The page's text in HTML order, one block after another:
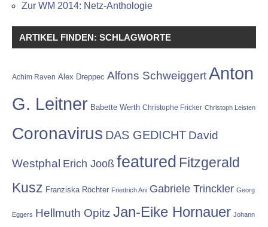
Zur WM 2014: Netz-Anthologie
ARTIKEL FINDEN: SCHLAGWORTE
Achim Raven Alex Dreppec Alfons SchweiggertAnton
G. Leitner Babette Werth Christophe Fricker Christoph Leisten
Coronavirus DAS GEDICHT David
Westphal Erich Jooß featured Fitzgerald
Kusz Franziska Röchter Friedrich Ani Gabriele Trinckler Georg
Eggers Hellmuth Opitz Jan-Eike Hornauer Johann